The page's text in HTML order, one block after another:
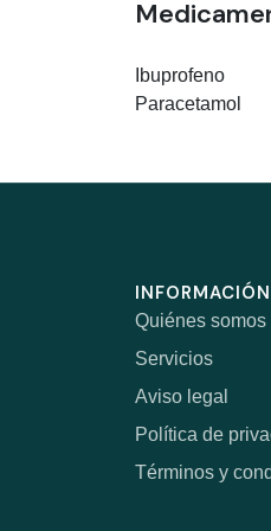
Ibuprofeno
Paracetamol
INFORMACIÓN
Quiénes somos
Servicios
Aviso legal
Política de
Términos y